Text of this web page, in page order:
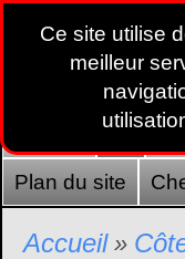
22 29
Plan du site
Accueil»
Ce site utilise
meilleur